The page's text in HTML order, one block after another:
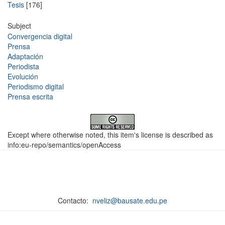
Tesis [176]
Subject
Convergencia digital
Prensa
Adaptación
Periodista
Evolución
Periodismo digital
Prensa escrita
Except where otherwise noted, this item's license is described as
info:eu-repo/semantics/openAccess
Contacto: nveliz@bausate.edu.pe